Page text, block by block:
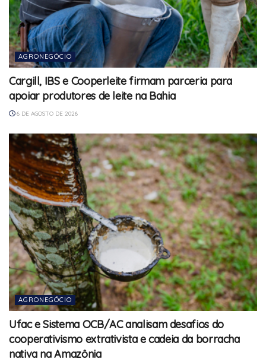
AGRONEGÓCIO
Cargill, IBS e Cooperleite firmam parceria para
apoiar produtores de leite na Bahia
6 DE AGOSTO DE 2026
AGRONEGÓCIO
Ufac e Sistema OCB/AC analisam desafios do
cooperativismo extrativista e cadeia da borracha
nativa na Amazônia